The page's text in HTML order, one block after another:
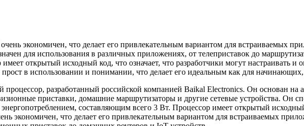
экономичен, что делает его привлекательным вариантом для встраиваемых
для использования в различных приложениях, от телеприставок до
открытый исходный код, что означает, что разработчики могут настраивать и
в использовании и понимании, что делает его идеальным как для
разработанный российской компанией Baikal Electronics. Он основан на
приставки, домашние маршрутизаторы и другие сетевые устройства. Он
составляющим всего 3 Вт. Процессор имеет открытый исходный
экономичен, что делает его привлекательным вариантом для встраиваемых